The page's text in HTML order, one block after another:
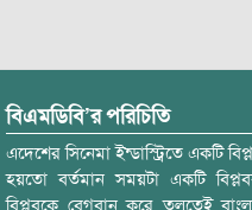
বিএমডিবি’র পরিচিতি
এদেশের সিনেমা ইন্ডাস্ট্রিতে একটি
হয়তো বর্তমান সময়টা একটি
বিপ্লবকে বেগবান করে তুলতেই